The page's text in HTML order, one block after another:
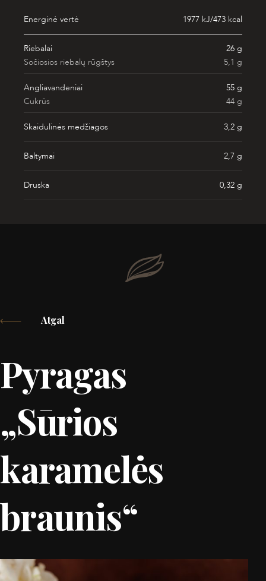
Energinė vertė 1977 kJ/473 kcal
Riebalai
26 g
Sočiosios riebalų rūgštys
5,1 g
Angliavandeniai
55 g
Cukrūs
44 g
Skaidulinės medžiagos 3,2 g
Baltymai 2,7 g
Druska 0,32 g
Atgal
Pyragas
„Sūrios
karamelės
braunis“